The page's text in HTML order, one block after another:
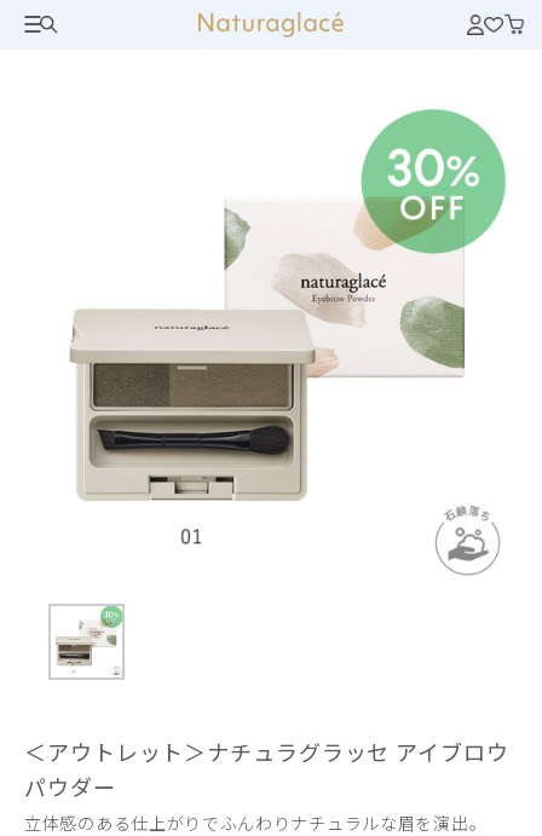
＜アウトレット＞ナチュラグラッセ アイブロウ
パウダー
立体感のある仕上がりでふんわりナチュラルな眉を演出。